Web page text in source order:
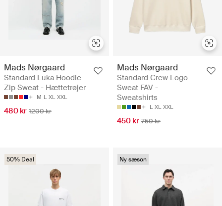
Mads Nørgaard
Standard Luka Hoodie
Zip Sweat - Hættetrøjer
M L XL XXL
480 kr 1200 kr
Mads Nørgaard
Standard Crew Logo
Sweat FAV -
Sweatshirts
L XL XXL
450 kr 750 kr
50% Deal Ny sæson